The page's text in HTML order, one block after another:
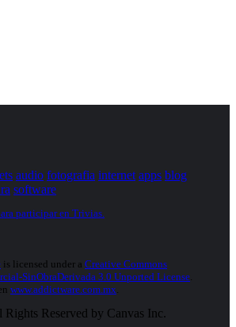
audio fotografia internet apps blog
software
participar en Trivias.
is licensed under a Creative Commons
SinObraDerivada 3.0 Unported License.
www.addictware.com.mx.
Reserved by Canvas Inc.